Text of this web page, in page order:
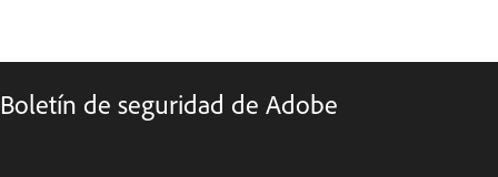
Boletín de seguridad de Adobe